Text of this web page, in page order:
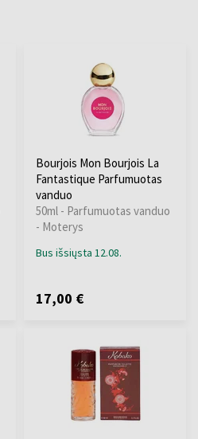
Bourjois Mon Bourjois La
Fantastique Parfumuotas
vanduo
50ml - Parfumuotas vanduo
- Moterys
Bus išsiųsta 12.08.
17,00 €